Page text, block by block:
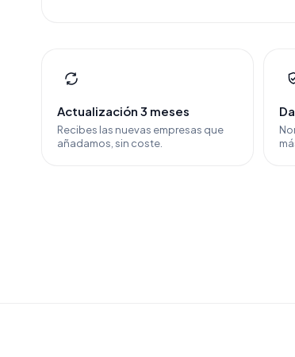
Actualización 3 meses
Recibes las nuevas empresas que
añadamos, sin coste.